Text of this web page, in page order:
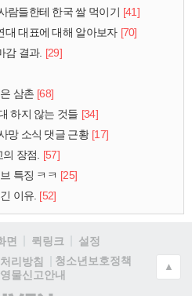
람들한테 한국 쌀 먹이기 [41]
대 대표에 대해 알아보자 [70]
감 결과. [29]
삼촌 [68]
하지 않는 것들 [34]
망 소식 댓글 근황 [17]
장점.
[57]
특징 ㅋㅋ [25]
이유. [52]
면 퀵링크
설정
리방침
청소년보호정책
물신고안내
▲